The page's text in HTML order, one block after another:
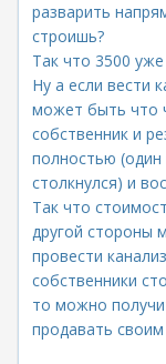
разварить
строишь?
Так что 3500
Ну а если вести
может быть что
собственник и
полностью (один
столкнулся) и
Так что
другой стороны
провести
собственники
то можно
продавать